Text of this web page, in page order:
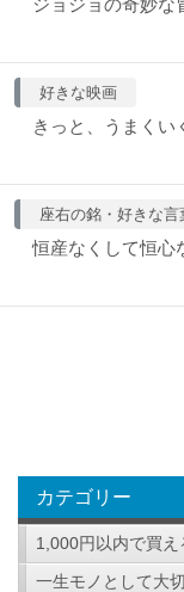
好きな映画
きっと、うまくい
座右の銘・好きな言
恒産なくして恒心
カテゴリー
1,000円以内で買え
一生モノとして大